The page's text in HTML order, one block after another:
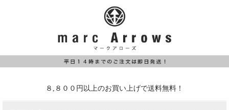
８,８００円以上のお買い上げで送料無料！